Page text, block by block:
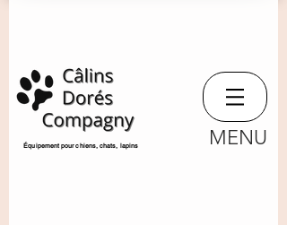
​Équipement pour chiens, chats, lapins MENU